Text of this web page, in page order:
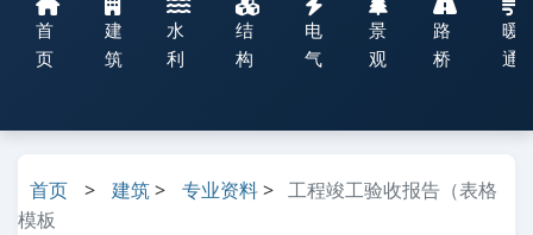
首
页
建
筑
水
利
结
构
电
气
景
观
路
桥
暖
通
首页 > 建筑> 专业资料> 工程竣工验收报告（表格
模板